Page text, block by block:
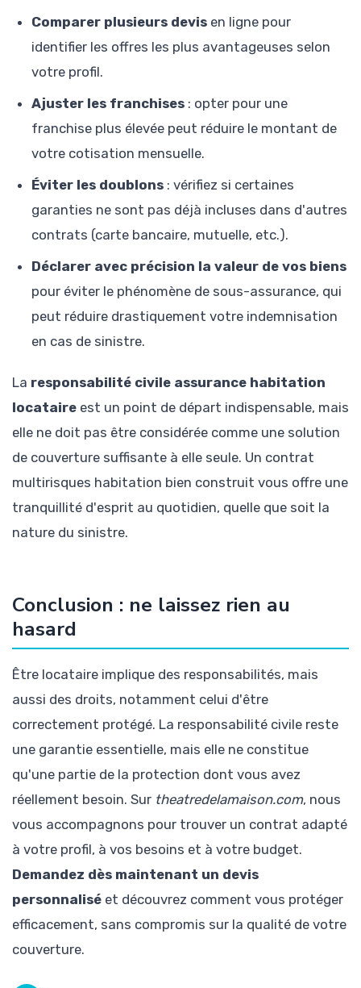
Comparer plusieurs devis en ligne pour
identifier les offres les plus avantageuses selon
votre profil.
Ajuster les franchises : opter pour une
franchise plus élevée peut réduire le montant de
votre cotisation mensuelle.
Éviter les doublons : vérifiez si certaines
garanties ne sont pas déjà incluses dans d'autres
contrats (carte bancaire, mutuelle, etc.).
Déclarer avec précision la valeur de vos biens
pour éviter le phénomène de sous-assurance, qui
peut réduire drastiquement votre indemnisation
en cas de sinistre.
La responsabilité civile assurance habitation
locataire est un point de départ indispensable, mais
elle ne doit pas être considérée comme une solution
de couverture suffisante à elle seule. Un contrat
multirisques habitation bien construit vous offre une
tranquillité d'esprit au quotidien, quelle que soit la
nature du sinistre.
Conclusion : ne laissez rien au
hasard
Être locataire implique des responsabilités, mais
aussi des droits, notamment celui d'être
correctement protégé. La responsabilité civile reste
une garantie essentielle, mais elle ne constitue
qu'une partie de la protection dont vous avez
réellement besoin. Sur theatredelamaison.com, nous
vous accompagnons pour trouver un contrat adapté
à votre profil, à vos besoins et à votre budget.
Demandez dès maintenant un devis
personnalisé et découvrez comment vous protéger
efficacement, sans compromis sur la qualité de votre
couverture.